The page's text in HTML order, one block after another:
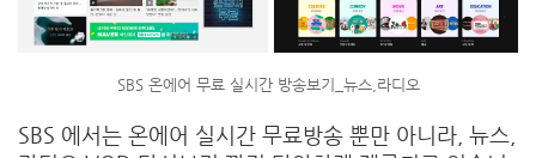
SBS 온에어 무료 실시간 방송보기_뉴스,라디오
SBS 에서는 온에어 실시간 무료방송 뿐만 아니라, 뉴스,